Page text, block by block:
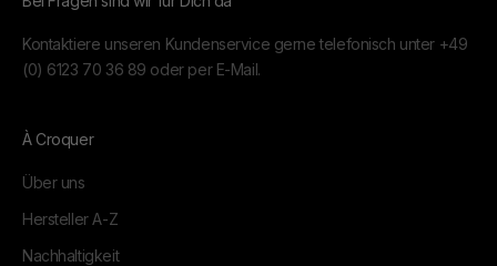
Kontaktiere unseren Kundenservice gerne telefonisch unter +49
(0) 6123 70 36 89 oder per E-Mail.
À Croquer
Über uns
Hersteller A-Z
Nachhaltigkeit